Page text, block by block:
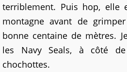
terriblement. Puis hop, elle
montagne avant de
bonne centaine de mètres.
les Navy Seals, à côté
chochottes.